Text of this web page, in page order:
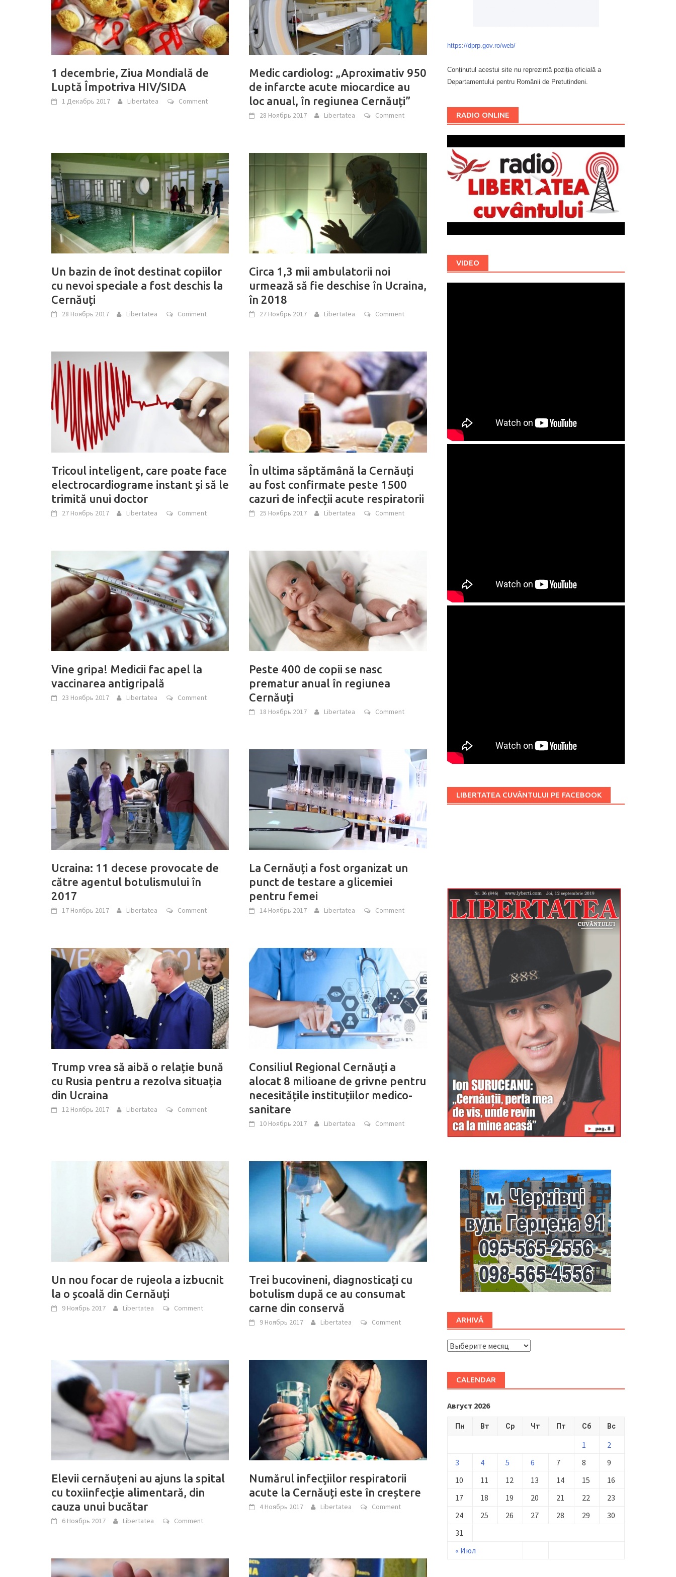
1 decembrie, Ziua Mondială de
Luptă Împotriva HIV/SIDA
1 Декабрь 2017 Libertatea Comment
Medic cardiolog: „Aproximativ 950
de infarcte acute miocardice au
loc anual, în regiunea Cernăuți”
28 Ноябрь 2017 Libertatea Comment
Un bazin de înot destinat copiilor
cu nevoi speciale a fost deschis la
Cernăuți
28 Ноябрь 2017 Libertatea Comment
Circa 1,3 mii ambulatorii noi
urmează să fie deschise în Ucraina,
în 2018
27 Ноябрь 2017 Libertatea Comment
Tricoul inteligent, care poate face
electrocardiograme instant și să le
trimită unui doctor
27 Ноябрь 2017 Libertatea Comment
În ultima săptămână la Cernăuți
au fost confirmate peste 1500
cazuri de infecții acute respiratorii
25 Ноябрь 2017 Libertatea Comment
Vine gripa! Medicii fac apel la
vaccinarea antigripală
23 Ноябрь 2017 Libertatea Comment
Peste 400 de copii se nasc
prematur anual în regiunea
Cernăuți
18 Ноябрь 2017 Libertatea Comment
Ucraina: 11 decese provocate de
către agentul botulismului în
2017
17 Ноябрь 2017 Libertatea Comment
La Cernăuți a fost organizat un
punct de testare a glicemiei
pentru femei
14 Ноябрь 2017 Libertatea Comment
Trump vrea să aibă o relație bună
cu Rusia pentru a rezolva situația
din Ucraina
12 Ноябрь 2017 Libertatea Comment
Consiliul Regional Cernăuți a
alocat 8 milioane de grivne pentru
necesitățile instituțiilor medico-
sanitare
10 Ноябрь 2017 Libertatea Comment
Un nou focar de rujeola a izbucnit
la o școală din Cernăuți
9 Ноябрь 2017 Libertatea Comment
Trei bucovineni, diagnosticați cu
botulism după ce au consumat
carne din conservă
9 Ноябрь 2017 Libertatea Comment
Elevii cernăuțeni au ajuns la spital
cu toxiinfecție alimentară, din
cauza unui bucătar
6 Ноябрь 2017 Libertatea Comment
Numărul infecţiilor respiratorii
acute la Cernăuți este în creștere
4 Ноябрь 2017 Libertatea Comment
https://dprp.gov.ro/web/
Conținutul acestui site nu reprezintă poziția oficială a
Departamentului pentru Românii de Pretutindeni.
RADIO ONLINE
VIDEO
LIBERTATEA CUVÂNTULUI PE FACEBOOK
ARHIVĂ
ARHIVĂ
CALENDAR
Август 2026
Пн Вт Ср Чт Пт Сб Вс
« Июл
1
2
3
4 5 6 7 8
9
10
11 12 13 14 15
16
17
18 19 20 21 22
23
24
25 26 27 28 29
30
31